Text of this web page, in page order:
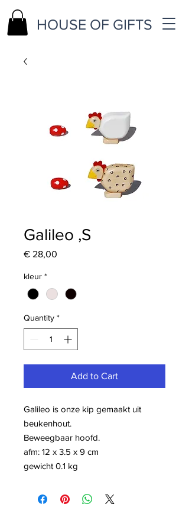
HOUSE OF GIFTS
Galileo ,S
€ 28,00
kleur *
Quantity *
Add to Cart
Galileo is onze kip gemaakt uit
beukenhout.
Beweegbaar hoofd.
afm: 12 x 3.5 x 9 cm
gewicht 0.1 kg